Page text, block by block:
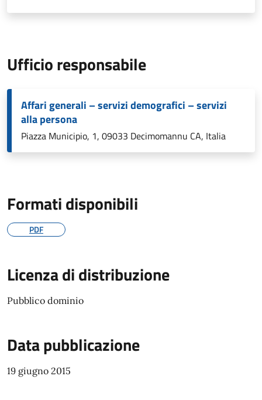
Ufficio responsabile
Affari generali – servizi demografici – servizi
alla persona
Piazza Municipio, 1, 09033 Decimomannu CA, Italia
Formati disponibili
PDF
Licenza di distribuzione
Pubblico dominio
Data pubblicazione
19 giugno 2015